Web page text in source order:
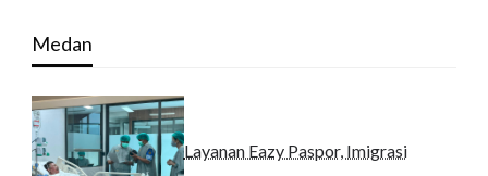
Medan
Layanan Eazy Paspor, Imigrasi